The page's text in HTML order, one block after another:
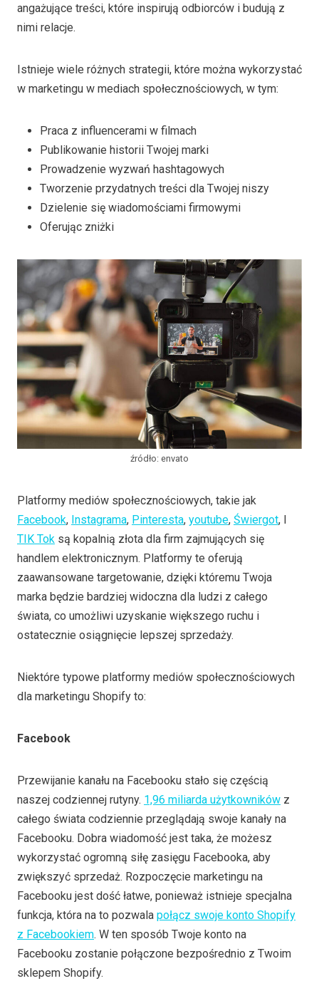
angażujące treści, które inspirują odbiorców i budują z
nimi relacje.
Istnieje wiele różnych strategii, które można wykorzystać
w marketingu w mediach społecznościowych, w tym:
Praca z influencerami w filmach
Publikowanie historii Twojej marki
Prowadzenie wyzwań hashtagowych
Tworzenie przydatnych treści dla Twojej niszy
Dzielenie się wiadomościami firmowymi
Oferując zniżki
źródło: envato
Platformy mediów społecznościowych, takie jak
Facebook, Instagrama, Pinteresta, youtube, Świergot, I
TIK Tok są kopalnią złota dla firm zajmujących się
handlem elektronicznym. Platformy te oferują
zaawansowane targetowanie, dzięki któremu Twoja
marka będzie bardziej widoczna dla ludzi z całego
świata, co umożliwi uzyskanie większego ruchu i
ostatecznie osiągnięcie lepszej sprzedaży.
Niektóre typowe platformy mediów społecznościowych
dla marketingu Shopify to:
Facebook
Przewijanie kanału na Facebooku stało się częścią
naszej codziennej rutyny. 1,96 miliarda użytkowników z
całego świata codziennie przeglądają swoje kanały na
Facebooku. Dobra wiadomość jest taka, że możesz
wykorzystać ogromną siłę zasięgu Facebooka, aby
zwiększyć sprzedaż. Rozpoczęcie marketingu na
Facebooku jest dość łatwe, ponieważ istnieje specjalna
funkcja, która na to pozwala połącz swoje konto Shopify
z Facebookiem. W ten sposób Twoje konto na
Facebooku zostanie połączone bezpośrednio z Twoim
sklepem Shopify.